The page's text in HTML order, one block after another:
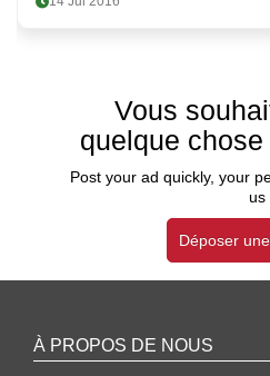
Vous
quelque
Post your ad quickly, your
us
Déposer
À PROPOS DE NOUS